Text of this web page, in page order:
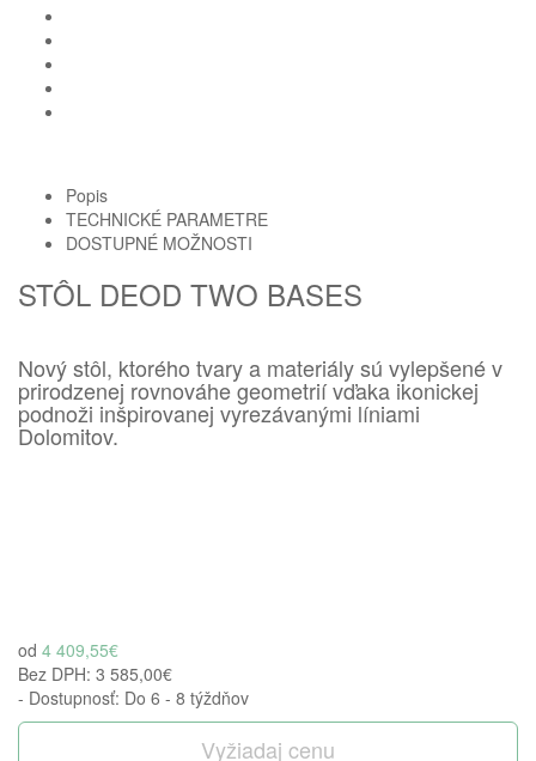
Popis
TECHNICKÉ PARAMETRE
DOSTUPNÉ MOŽNOSTI
STÔL DEOD TWO BASES
Nový stôl, ktorého tvary a materiály sú vylepšené v
prirodzenej rovnováhe geometrií vďaka ikonickej
podnoži inšpirovanej vyrezávanými líniami
Dolomitov.
od 4 409,55€
Bez DPH: 3 585,00€
- Dostupnosť: Do 6 - 8 týždňov
Vyžiadaj cenu
Homie Asistent